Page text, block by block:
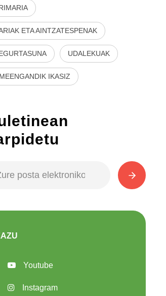
ETA AINTZATESPENAK
UDALEKUAK
IKASIZ
Youtube
Instagram